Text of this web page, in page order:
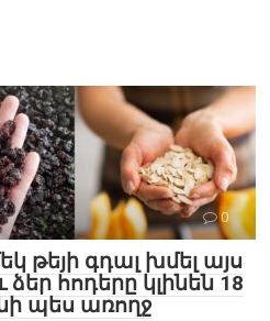
0
թեյի գդալ խմել այս
ձեր հոդերը կլինեն 18
պես առողջ